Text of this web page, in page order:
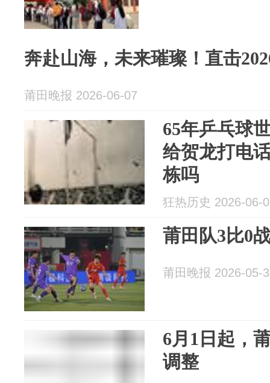
奔赴山海，未来璀璨！直击
莆田晚报 2026-06-07
65年乒乓球
给贺龙打电
栋吗
狂热历史 2026-06-
莆田队3比0
莆田晚报 2026-05-
6月1日起，
调整